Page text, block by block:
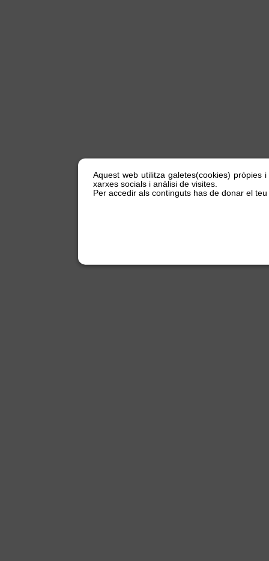
Aquest web utilitza galetes(cookies) pròpies
xarxes socials i anàlisi de visites.
Per accedir als continguts has de donar el